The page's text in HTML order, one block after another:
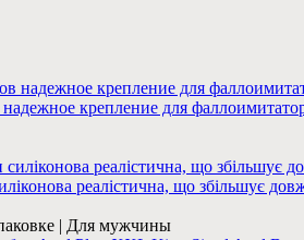
крепление для
реалістична, що збільшує
| Для мужчины